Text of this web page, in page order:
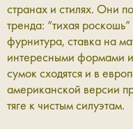
странах и стилях. Они
тренда: “тихая
фурнитура, ставка на
интересными формами
сумок сходятся и в
американской версии
тяге к чистым силуэтам.